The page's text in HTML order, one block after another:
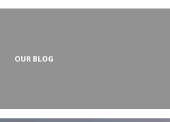
OUR BLOG